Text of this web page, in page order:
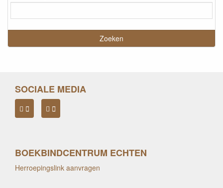
SOCIALE MEDIA
BOEKBINDCENTRUM ECHTEN
Herroepingslink aanvragen